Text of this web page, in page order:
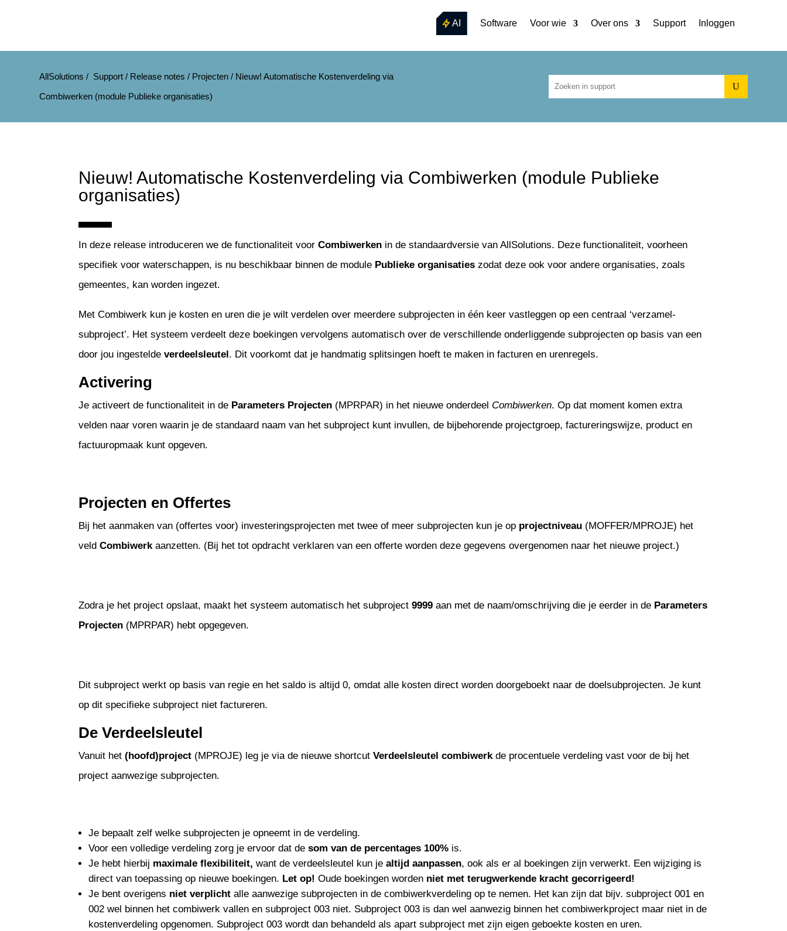
AI Software Voor wie Over ons Support Inloggen
AllSolutions / Support/ Release notes / Projecten / Nieuw! Automatische Kostenverdeling via
Combiwerken (module Publieke organisaties)
U
Nieuw! Automatische Kostenverdeling via Combiwerken (module Publieke
organisaties)
In deze release introduceren we de functionaliteit voorCombiwerken in de standaardversie van AllSolutions. Deze functionaliteit, voorheen
specifiek voor waterschappen, is nu beschikbaar binnen de module Publieke organisaties zodat deze ook voor andere organisaties, zoals
gemeentes, kan worden ingezet.
Met Combiwerk kun je kosten en uren die je wilt verdelen over meerdere subprojecten in één keer vastleggen op een centraal ‘verzamel-
subproject’. Het systeem verdeelt deze boekingen vervolgens automatisch over de verschillende onderliggende subprojecten op basis van een
door jou ingesteldeverdeelsleutel . Dit voorkomt dat je handmatig splitsingen hoeft te maken in facturen en urenregels.
Activering
Je activeert de functionaliteit in de Parameters Projecten (MPRPAR) in het nieuwe onderdeel Combiwerken. Op dat moment komen extra
velden naar voren waarin je de standaard naam van het subproject kunt invullen, de bijbehorende projectgroep, factureringswijze, product en
factuuropmaak kunt opgeven.
Projecten en Offertes
Bij het aanmaken van (offertes voor) investeringsprojecten met twee of meer subprojecten kun je op projectniveau (MOFFER/MPROJE) het
veldCombiwerkaanzetten. (Bij het tot opdracht verklaren van een offerte worden deze gegevens overgenomen naar het nieuwe project.)
Zodra je het project opslaat, maakt het systeem automatisch het subproject9999 aan met de naam/omschrijving die je eerder in de Parameters
Projecten (MPRPAR) hebt opgegeven.
Dit subproject werkt op basis van regie en het saldo is altijd 0, omdat alle kosten direct worden doorgeboekt naar de doelsubprojecten. Je kunt
op dit specifieke subproject niet factureren.
De Verdeelsleutel
Vanuit het(hoofd)project (MPROJE) leg je via de nieuwe shortcutVerdeelsleutel combiwerkde procentuele verdeling vast voor de bij het
project aanwezige subprojecten.
Je bepaalt zelf welke subprojecten je opneemt in de verdeling.
Voor een volledige verdeling zorg je ervoor dat desom van de percentages 100% is.
Je hebt hierbij maximale flexibiliteit, want de verdeelsleutel kun jealtijd aanpassen, ook als er al boekingen zijn verwerkt. Een wijziging is
direct van toepassing op nieuwe boekingen. Let op! Oude boekingen worden niet met terugwerkende kracht gecorrigeerd!
Je bent overigens niet verplicht alle aanwezige subprojecten in de combiwerkverdeling op te nemen. Het kan zijn dat bijv. subproject 001 en
002 wel binnen het combiwerk vallen en subproject 003 niet. Subproject 003 is dan wel aanwezig binnen het combiwerkproject maar niet in de
kostenverdeling opgenomen. Subproject 003 wordt dan behandeld als apart subproject met zijn eigen geboekte kosten en uren.